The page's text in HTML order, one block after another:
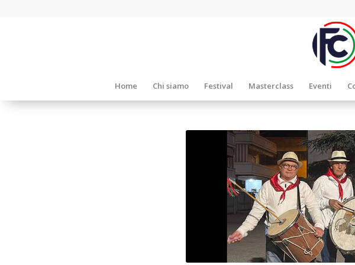
Home Chi siamo Festival Masterclass Eventi